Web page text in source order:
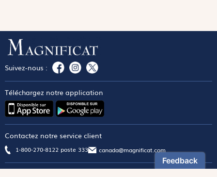
Suivez-nous :
Téléchargez notre application
Contactez notre service client
1-800-270-8122 poste 333 canada@magnificat.com